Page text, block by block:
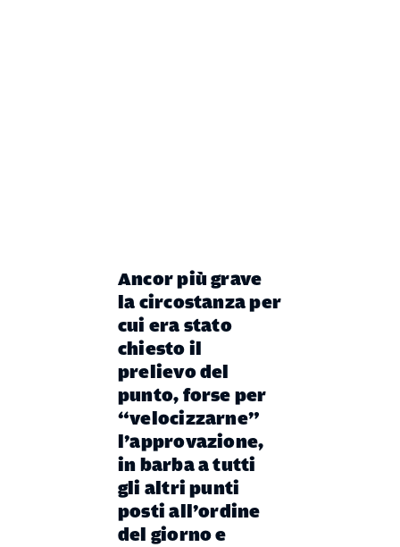
Ancor più grave
la circostanza per
cui era stato
chiesto il
prelievo del
punto, forse per
“velocizzarne”
l’approvazione,
in barba a tutti
gli altri punti
posti all’ordine
del giorno e